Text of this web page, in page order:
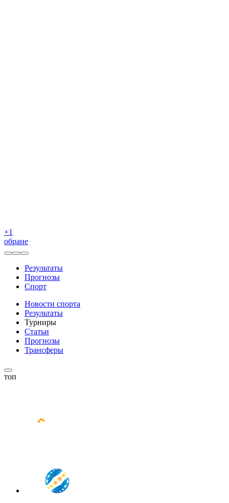
+1
обране
Результаты
Прогнозы
Спорт
Новости спорта
Результаты
Турниры
Статьи
Прогнозы
Трансферы
топ